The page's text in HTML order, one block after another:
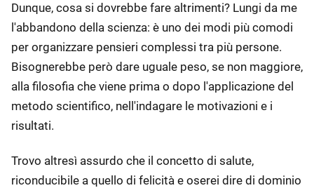
Dunque, cosa si dovrebbe fare altrimenti? Lungi da me
l'abbandono della scienza: è uno dei modi più comodi
per organizzare pensieri complessi tra più persone.
Bisognerebbe però dare uguale peso, se non maggiore,
alla filosofia che viene prima o dopo l'applicazione del
metodo scientifico, nell'indagare le motivazioni e i
risultati.
Trovo altresì assurdo che il concetto di salute,
riconducibile a quello di felicità e oserei dire di dominio